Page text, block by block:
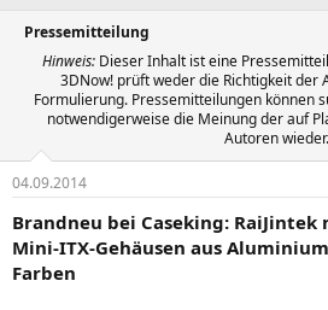
Pressemitteilung
Hinweis: Dieser Inhalt ist eine
3DNow! prüft weder die Richtigkeit der
Formulierung. Pressemitteilungen können
notwendigerweise die Meinung der auf
Autoren wieder.
04.09.2014
Brandneu bei Caseking:
Mini-ITX-Gehäusen aus
Farben